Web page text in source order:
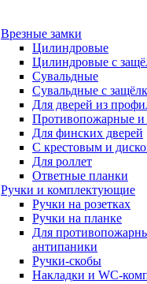
Врезные замки
Цилиндровые
Цилиндровые с
Сувальдные
Сувальдные с
Для дверей из
Противопожарные и
Для финских дверей
С крестовым и
Для роллет
Ответные планки
Ручки и комплектующие
Ручки на розетках
Ручки на планке
Для
антипаники
Ручки-скобы
Накладки и WC-